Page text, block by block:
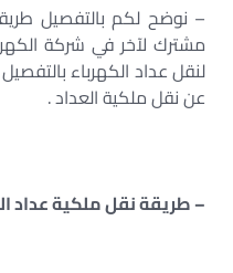
– نوضح لكم بالتفصيل
مشترك لآخر في شركة
لنقل عداد الكهرباء
عن نقل ملكية العداد .
– طريقة نقل ملكية عداد